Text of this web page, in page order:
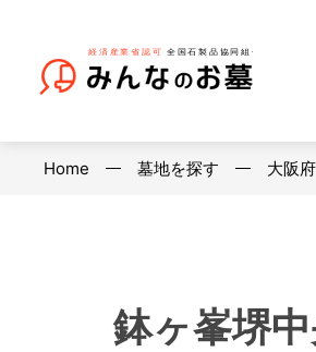
Home 墓地を探す 大阪府
鉢ヶ峯堺